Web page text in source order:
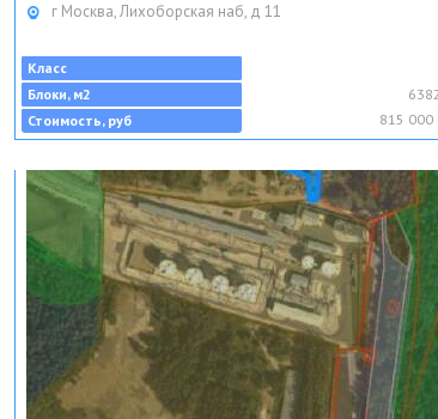
г Москва, Лихоборская наб, д 11
Класс
Блоки, м2
Стоимость, руб
815 000